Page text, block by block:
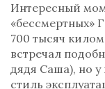
Интересный
«бессмертных»
700 тысяч
встречал
дядя Саша), но у
стиль